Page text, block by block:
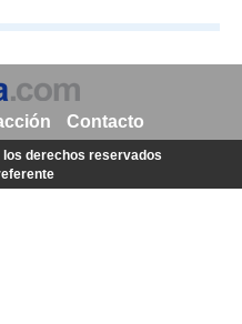
Contacto
los derechos reservados